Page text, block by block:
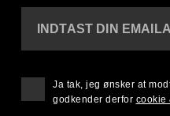
INDTAST DIN
Ja tak, jeg ønsker at
godkender derfor cookie